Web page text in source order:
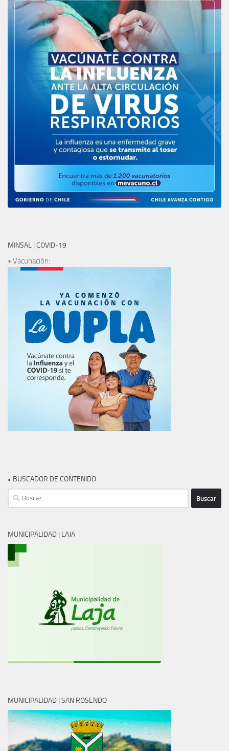
MINSAL | COVID-19
• Vacunación:
• BUSCADOR DE CONTENIDO
Buscar:
MUNICIPALIDAD | LAJA
MUNICIPALIDAD | SAN ROSENDO